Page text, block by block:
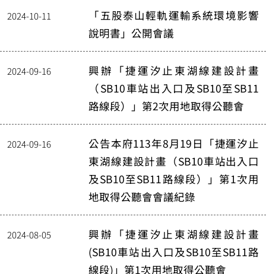
2024-10-11
「五股泰山輕軌運輸系統環境影響
說明書」公開會議
2024-09-16
興辦「捷運汐止東湖線建設計畫
（SB10車站出入口及SB10至SB11
路線段）」第2次用地取得公聽會
2024-09-16
公告本府113年8月19日「捷運汐止
東湖線建設計畫（SB10車站出入口
及SB10至SB11路線段）」第1次用
地取得公聽會會議紀錄
2024-08-05
興辦「捷運汐止東湖線建設計畫
(SB10車站出入口及SB10至SB11路
線段)」第1次用地取得公聽會